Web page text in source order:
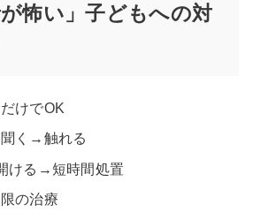
怖い」子どもへの対
けでOK
聞く→触れる
ける→短時間処置
の治療